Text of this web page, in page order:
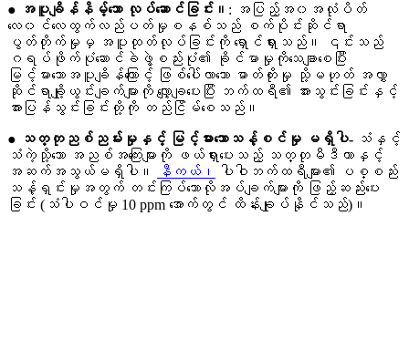
● အပူချိန်နိမ့်သော လုပ်ဆောင်ခြင်း။ : အပြည့်အ၀အလုံပိတ်
လေ၀င်လေထွက်လည်ပတ်မှုစနစ်သည် စက်ပိုင်းဆိုင်ရာ
ပွတ်တိုက်မှုမှ အပူထုတ်လုပ်ခြင်းကို ရှောင်ရှားသည်။ ၎င်းသည်
ဂရပ်ဖိုက်ပုံဆောင်ခဲဖွဲ့စည်းပုံ၏ ခိုင်မာမှုကိုသေချာစေပြီး
မြင့်မားသောအပူချိန်ကြောင့် ဖြစ်ပေါ်လာသော ဓာတ်တိုးမှု သို့မဟုတ် အလွှာ
ဆိုင်ရာချို့ယွင်းချက်များကို လျှော့ချပေးပြီး ဘက်ထရီ၏ အားသွင်းခြင်းနှင့်
အားပြန်သွင်းခြင်းတို့ကို တည်ငြိမ်စေသည်။
● သတ္တုညစ်ညမ်းမှုနှင့် မြင့်မားသောသန့်စင်မှု မရှိပါ- သံနှင့်
သံကဲ့သို့သော အညစ်အကြေးများကို ဖယ်ရှားပေးသည့် သတ္တုမီဒီယာနှင့်
အဆက်အသွယ်မရှိပါ။
နီကယ်၊
ပါဝါဘက်ထရီများ၏ ပစ္စည်း
သန့်ရှင်းမှုအတွက် တင်းကြပ်သောလိုအပ်ချက်များကို ဖြည့်ဆည်းပေး
ခြင်း (သံပါဝင်မှု 10 ppm အောက်တွင် ထိန်းချုပ်နိုင်သည်)။